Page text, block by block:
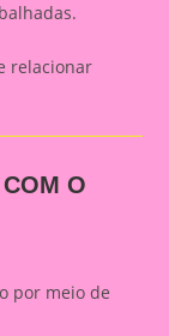
relacionar
O
por meio de